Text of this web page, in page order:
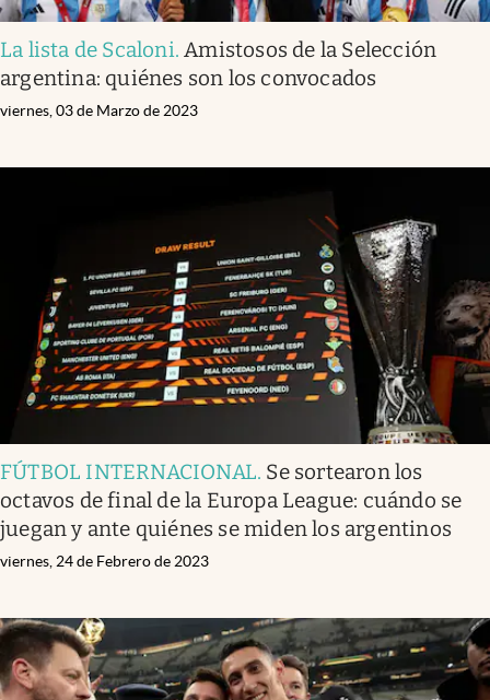
La lista de Scaloni.Amistosos de la Selección
argentina: quiénes son los convocados
viernes, 03 de Marzo de 2023
FÚTBOL INTERNACIONAL. Se sortearon los
octavos de final de la Europa League: cuándo se
juegan y ante quiénes se miden los argentinos
viernes, 24 de Febrero de 2023